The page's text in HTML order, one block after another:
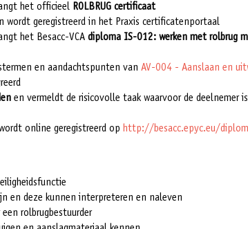
het officieel ROLBRUG certificaat
wordt geregistreerd in het Praxis certificatenportaal
het Besacc-VCA diploma IS-012: werken met rolbrug
en aandachtspunten vanAV-004 - Aanslaan en
en vermeldt de risicovolle taak waarvoor de deelnemer is
online geregistreerd ophttp://besacc.epyc.eu/
en deze kunnen interpreteren en naleven
rolbrugbestuurder